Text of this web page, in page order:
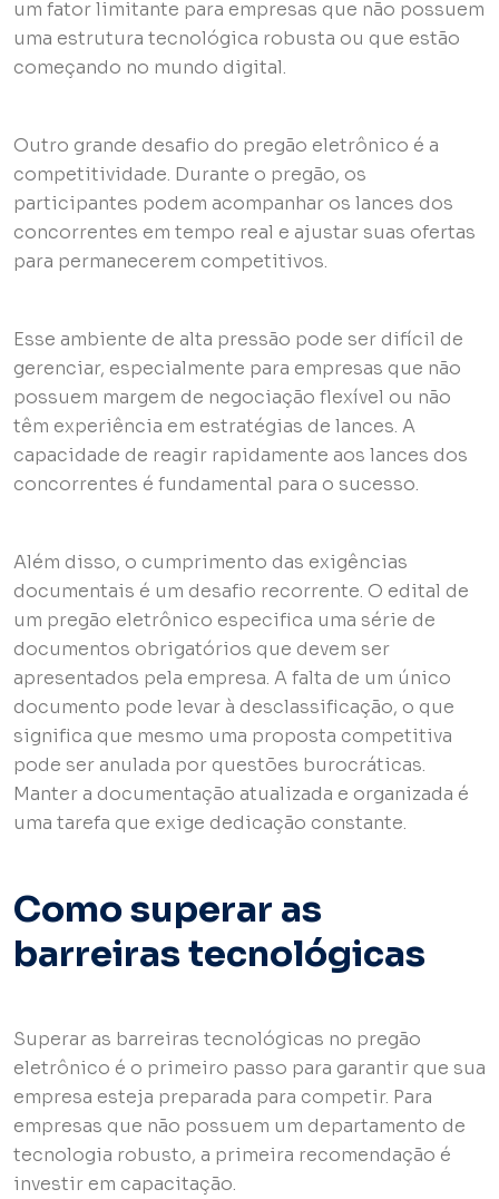
um fator limitante para empresas que não possuem
uma estrutura tecnológica robusta ou que estão
começando no mundo digital.
Outro grande desafio do pregão eletrônico é a
competitividade. Durante o pregão, os
participantes podem acompanhar os lances dos
concorrentes em tempo real e ajustar suas ofertas
para permanecerem competitivos.
Esse ambiente de alta pressão pode ser difícil de
gerenciar, especialmente para empresas que não
possuem margem de negociação flexível ou não
têm experiência em estratégias de lances. A
capacidade de reagir rapidamente aos lances dos
concorrentes é fundamental para o sucesso.
Além disso, o cumprimento das exigências
documentais é um desafio recorrente. O edital de
um pregão eletrônico especifica uma série de
documentos obrigatórios que devem ser
apresentados pela empresa. A falta de um único
documento pode levar à desclassificação, o que
significa que mesmo uma proposta competitiva
pode ser anulada por questões burocráticas.
Manter a documentação atualizada e organizada é
uma tarefa que exige dedicação constante.
Como superar as
barreiras tecnológicas
Superar as barreiras tecnológicas no pregão
eletrônico é o primeiro passo para garantir que sua
empresa esteja preparada para competir. Para
empresas que não possuem um departamento de
tecnologia robusto, a primeira recomendação é
investir em capacitação.